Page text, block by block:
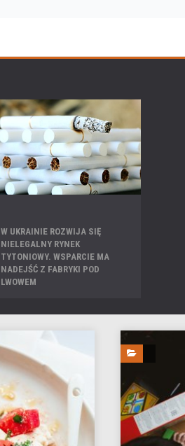
W UKRAINIE ROZWIJA SIĘ
NIELEGALNY RYNEK
TYTONIOWY. WSPARCIE MA
NADEJŚĆ Z FABRYKI POD
LWOWEM